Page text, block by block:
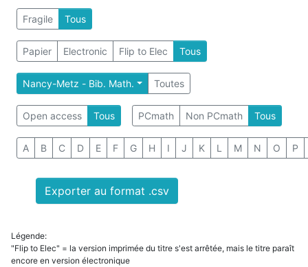
Fragile Tous
Papier Electronic Flip to Elec Tous
Nancy-Metz - Bib. Math. Toutes
Open access Tous PCmath Non PCmath Tous
A B C D E F G H I J K L M N O P
Exporter au format .csv
Légende:
"Flip to Elec" = la version imprimée du titre s'est arrêtée, mais le titre paraît
encore en version électronique